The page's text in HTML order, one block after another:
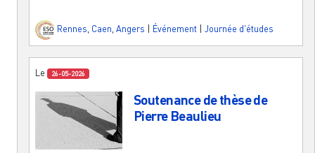
Rennes, Caen, Angers Événement Journée d'études
Le 26-05-2026
Soutenance de thèse de
Pierre Beaulieu